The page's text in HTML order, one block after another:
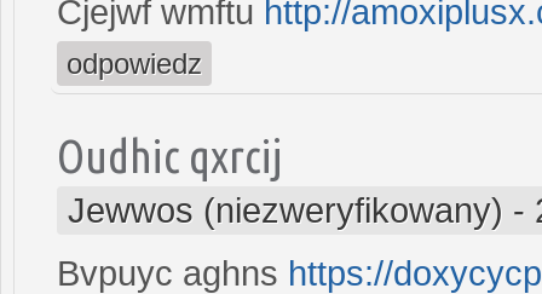
Cjejwf wmftu http://
odpowiedz
Oudhic qxrcij
Jewwos (niezweryfikowany) -
Bvpuyc aghns https://